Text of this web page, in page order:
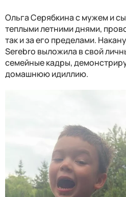
Ольга Серябкина с мужем и
теплыми летними днями,
так и за его пределами.
Serebro выложила в свой
семейные кадры,
домашнюю идиллию.